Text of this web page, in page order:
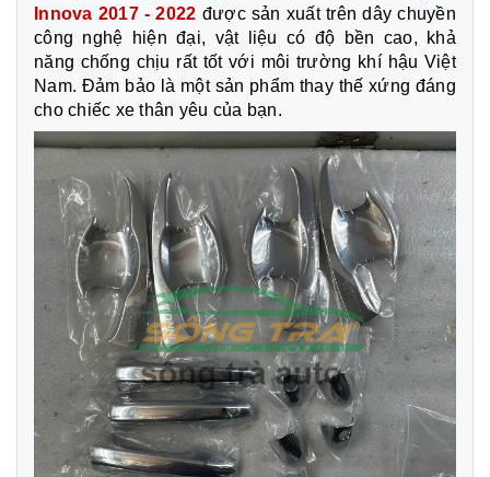
Innova 2017 - 2022 được sản xuất trên dây chuyền
công nghệ hiện đại, vật liệu có độ bền cao, khả
năng chống chịu rất tốt với môi trường khí hậu Việt
Nam. Đảm bảo là một sản phẩm thay thế xứng đáng
cho chiếc xe thân yêu của bạn.